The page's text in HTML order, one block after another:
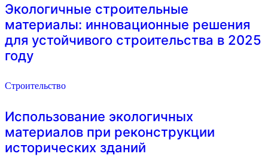
Экологичные строительные
материалы: инновационные решения
для устойчивого строительства в 2025
году
Строительство
Использование экологичных
материалов при реконструкции
исторических зданий